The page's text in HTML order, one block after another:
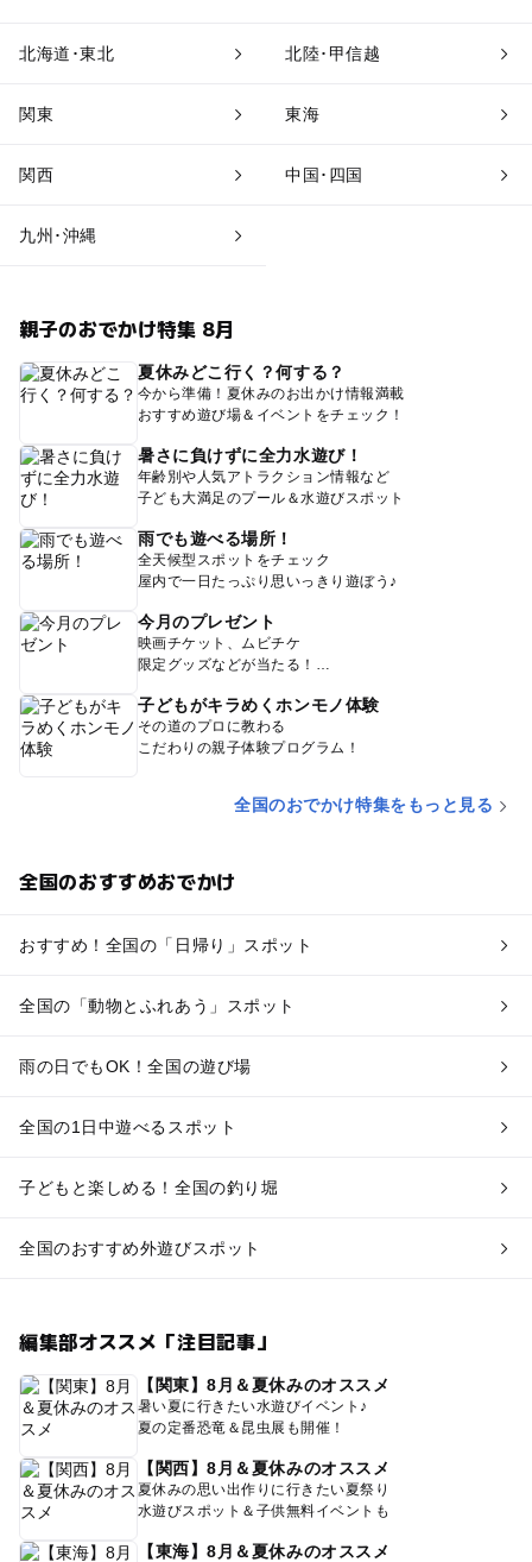
北海道･東北 北陸･甲信越
関東 東海
関西 中国･四国
九州･沖縄
親子のおでかけ特集 8月
夏休みどこ行く？何する？
今から準備！夏休みのお出かけ情報満載
おすすめ遊び場＆イベントをチェック！
暑さに負けずに全力水遊び！
年齢別や人気アトラクション情報など
子ども大満足のプール＆水遊びスポット
雨でも遊べる場所！
全天候型スポットをチェック
屋内で一日たっぷり思いっきり遊ぼう♪
今月のプレゼント
映画チケット、ムビチケ
限定グッズなどが当たる！
子どもがキラめくホンモノ体験
その道のプロに教わる
こだわりの親子体験プログラム！
全国のおでかけ特集をもっと見る
全国のおすすめおでかけ
おすすめ！全国の「日帰り」スポット
全国の「動物とふれあう」スポット
雨の日でもOK！全国の遊び場
全国の1日中遊べるスポット
子どもと楽しめる！全国の釣り堀
全国のおすすめ外遊びスポット
編集部オススメ「注目記事」
【関東】8月＆夏休みのオススメ
暑い夏に行きたい水遊びイベント♪
夏の定番恐竜＆昆虫展も開催！
【関西】8月＆夏休みのオススメ
夏休みの思い出作りに行きたい夏祭り
水遊びスポット＆子供無料イベントも
【東海】8月＆夏休みのオススメ